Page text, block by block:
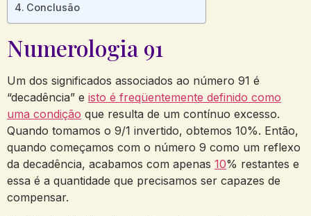
Conclusão
Numerologia 91
Um dos significados associados ao número 91 é
“decadência” e isto é freqüentemente definido como
uma condição que resulta de um contínuo excesso.
Quando tomamos o 9/1 invertido, obtemos 10%. Então,
quando começamos com o número 9 como um reflexo
da decadência, acabamos com apenas 10% restantes e
essa é a quantidade que precisamos ser capazes de
compensar.